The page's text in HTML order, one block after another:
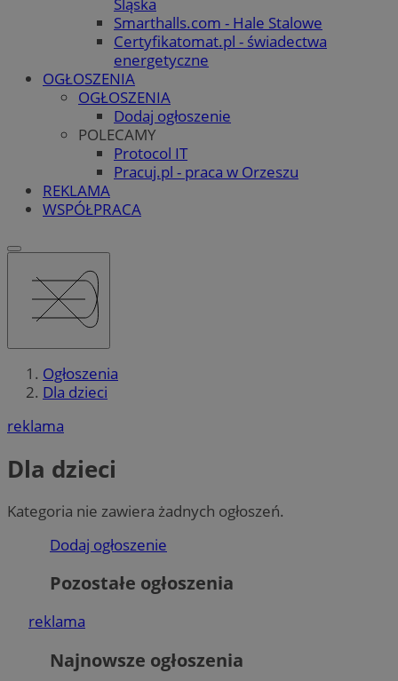
Smarthalls.com - Hale Stalowe
Certyfikatomat.pl - świadectwa
energetyczne
OGŁOSZENIA
OGŁOSZENIA
Dodaj ogłoszenie
POLECAMY
Protocol IT
Pracuj.pl - praca w Orzeszu
REKLAMA
WSPÓŁPRACA
Ogłoszenia
Dla dzieci
reklama
Dla dzieci
Kategoria nie zawiera żadnych ogłoszeń.
Dodaj ogłoszenie
Pozostałe ogłoszenia
reklama
Najnowsze ogłoszenia